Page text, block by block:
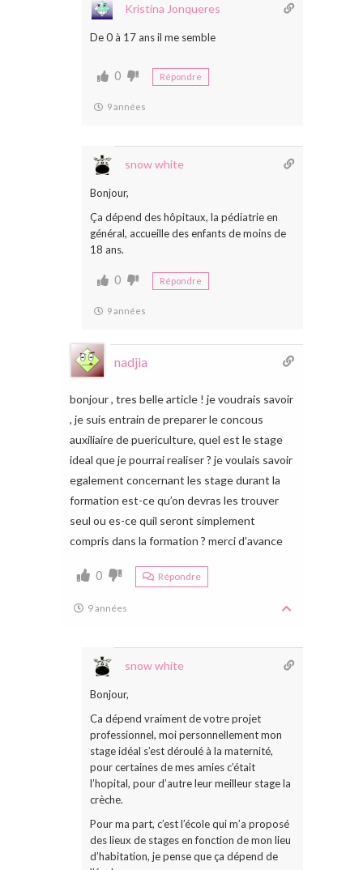
Kristina Jonqueres
De 0 à 17 ans il me semble
0 Répondre
9 années
snow white
Bonjour,
Ça dépend des hôpitaux, la pédiatrie en
général, accueille des enfants de moins de
18 ans.
0 Répondre
9 années
nadjia
bonjour , tres belle article ! je voudrais savoir
, je suis entrain de preparer le concous
auxiliaire de puericulture, quel est le stage
ideal que je pourrai realiser ? je voulais savoir
egalement concernant les stage durant la
formation est-ce qu’on devras les trouver
seul ou es-ce quil seront simplement
compris dans la formation ? merci d’avance
0 Répondre
9 années
snow white
Bonjour,
Ca dépend vraiment de votre projet
professionnel, moi personnellement mon
stage idéal s’est déroulé à la maternité,
pour certaines de mes amies c’était
l’hopital, pour d’autre leur meilleur stage la
crèche.
Pour ma part, c’est l’école qui m’a proposé
des lieux de stages en fonction de mon lieu
d’habitation, je pense que ça dépend de